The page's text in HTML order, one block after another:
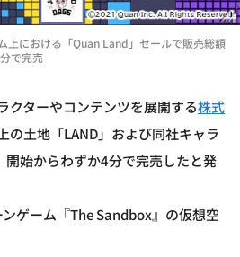
上における「Quan Land」セールで販売総額
で完売
クターやコンテンツを展開する株式
の土地「LAND」および同社キャラ
開始からわずか4分で完売したと発
ゲーム『The Sandbox』の仮想空